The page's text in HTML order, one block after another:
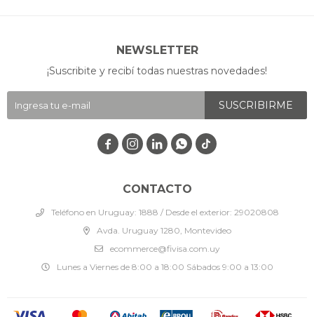
CONTACTO
Teléfono en Uruguay: 1888 / Desde el exterior: 29020808
Avda. Uruguay 1280, Montevideo
ecommerce@fivisa.com.uy
Lunes a Viernes de 8:00 a 18:00 Sábados 9:00 a 13:00
NEWSLETTER
¡Suscribite y recibí todas nuestras novedades!
SUSCRIBIRME
   